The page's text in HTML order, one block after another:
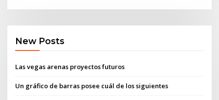
New Posts
Las vegas arenas proyectos futuros
Un gráfico de barras posee cuál de los siguientes